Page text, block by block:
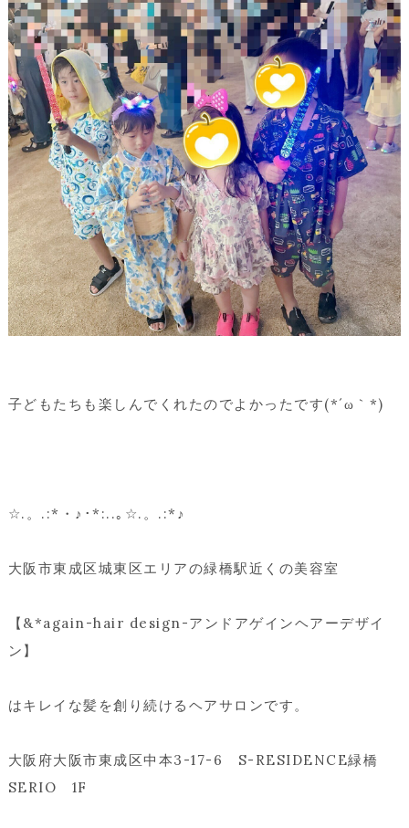
子どもたちも楽しんでくれたのでよかったです(*´ω｀*)
☆.。.:*・♪･*:..｡☆.。.:*♪
大阪市東成区城東区エリアの緑橋駅近くの美容室
【&*again-hair design-アンドアゲインヘアーデザイ
ン】
はキレイな髪を創り続けるヘアサロンです。
大阪府大阪市東成区中本3-17-6 S-RESIDENCE緑橋
SERIO 1F